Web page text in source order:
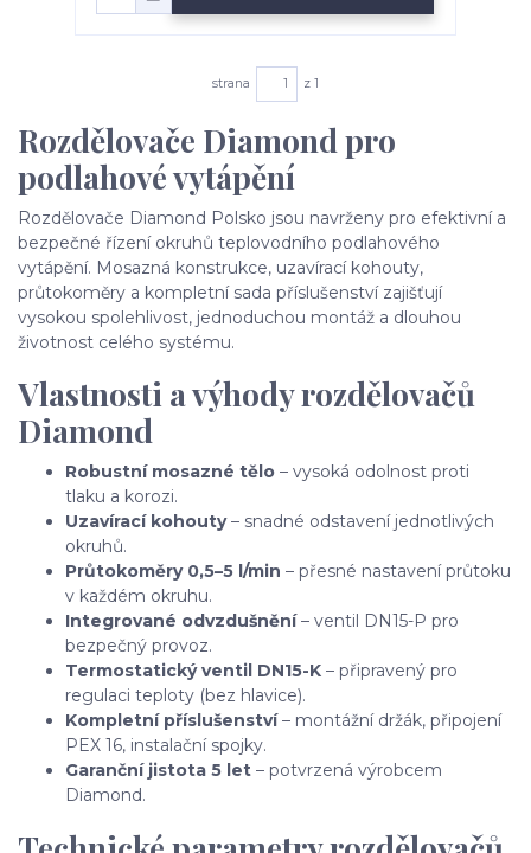
strana z 1
Rozdělovače Diamond pro
podlahové vytápění
Rozdělovače Diamond Polsko jsou navrženy pro efektivní a
bezpečné řízení okruhů teplovodního podlahového
vytápění. Mosazná konstrukce, uzavírací kohouty,
průtokoměry a kompletní sada příslušenství zajišťují
vysokou spolehlivost, jednoduchou montáž a dlouhou
životnost celého systému.
Vlastnosti a výhody rozdělovačů
Diamond
Robustní mosazné tělo – vysoká odolnost proti
tlaku a korozi.
Uzavírací kohouty– snadné odstavení jednotlivých
okruhů.
Průtokoměry 0,5–5 l/min – přesné nastavení průtoku
v každém okruhu.
Integrované odvzdušnění– ventil DN15-P pro
bezpečný provoz.
Termostatický ventil DN15-K – připravený pro
regulaci teploty (bez hlavice).
Kompletní příslušenství– montážní držák, připojení
PEX 16, instalační spojky.
Garanční jistota 5 let – potvrzená výrobcem
Diamond.